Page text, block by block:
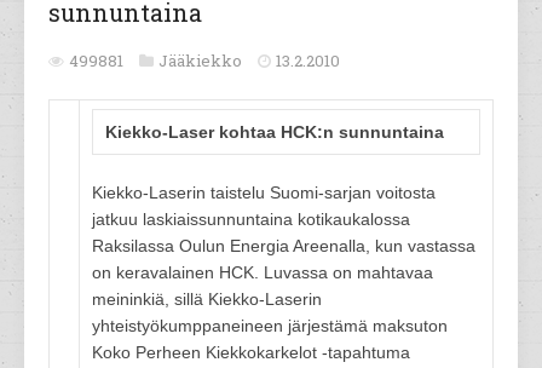
sunnuntaina
499881 Jääkiekko 13.2.2010
Kiekko-Laser kohtaa HCK:n sunnuntaina
Kiekko-Laserin taistelu Suomi-sarjan voitosta
jatkuu laskiaissunnuntaina kotikaukalossa
Raksilassa Oulun Energia Areenalla, kun vastassa
on keravalainen HCK. Luvassa on mahtavaa
meininkiä, sillä Kiekko-Laserin
yhteistyökumppaneineen järjestämä maksuton
Koko Perheen Kiekkokarkelot -tapahtuma